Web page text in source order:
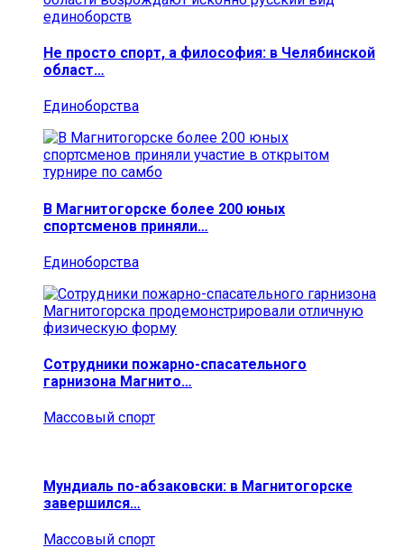
Не просто спорт, а философия: в Челябинской
област…
Единоборства
В Магнитогорске более 200 юных
спортсменов приняли…
Единоборства
Сотрудники пожарно-спасательного
гарнизона Магнито…
Массовый спорт
Мундиаль по-абзаковски: в Магнитогорске
завершился…
Массовый спорт